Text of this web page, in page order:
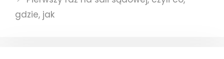
gdzie, jak